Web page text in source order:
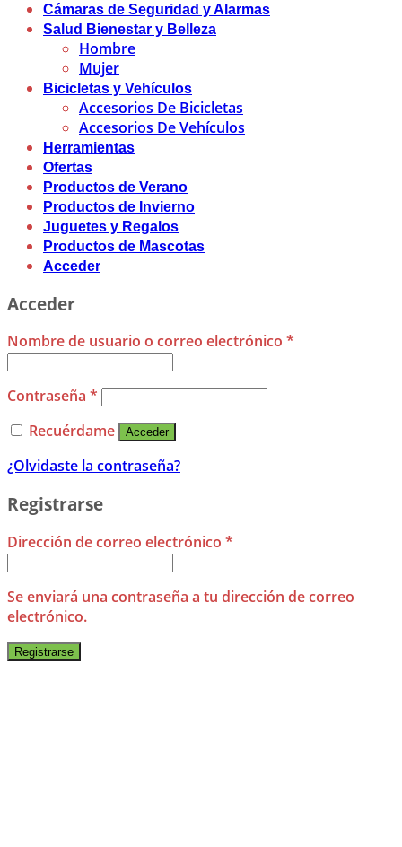
Cámaras de Seguridad y Alarmas
Salud Bienestar y Belleza
Hombre
Mujer
Bicicletas y Vehículos
Accesorios De Bicicletas
Accesorios De Vehículos
Herramientas
Ofertas
Productos de Verano
Productos de Invierno
Juguetes y Regalos
Productos de Mascotas
Acceder
Acceder
Nombre de usuario o correo electrónico *
Contraseña *
Recuérdame
Acceder
¿Olvidaste la contraseña?
Registrarse
Dirección de correo electrónico *
Se enviará una contraseña a tu dirección de correo
electrónico.
Registrarse